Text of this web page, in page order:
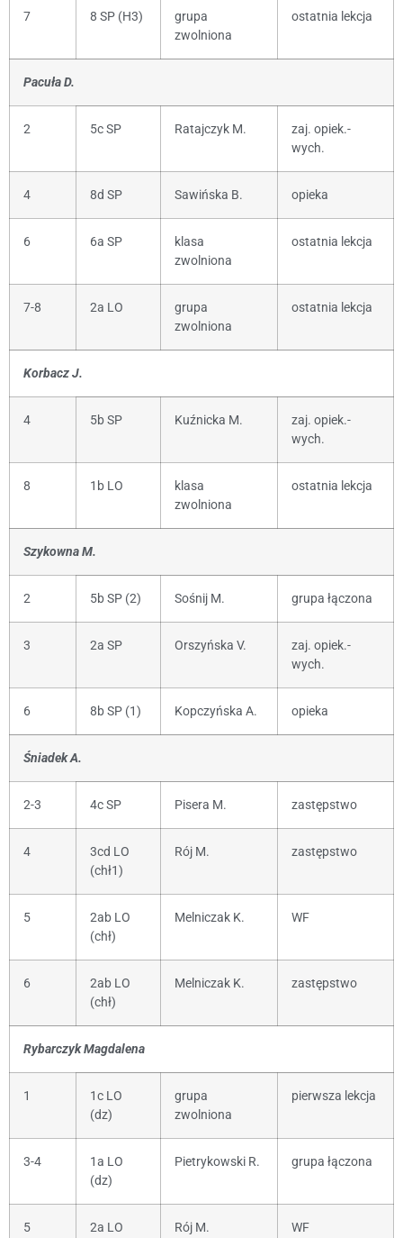
7 8 SP (H3)
grupa
zwolniona
ostatnia lekcja
Pacuła D.
2 5c SP Ratajczyk M.
zaj. opiek.-
wych.
4 8d SP Sawińska B. opieka
6 6a SP
klasa
zwolniona
ostatnia lekcja
7-8 2a LO
grupa
zwolniona
ostatnia lekcja
Korbacz J.
4 5b SP Kuźnicka M.
zaj. opiek.-
wych.
8 1b LO
klasa
zwolniona
ostatnia lekcja
Szykowna M.
2 5b SP (2) Sośnij M. grupa łączona
3 2a SP Orszyńska V.
zaj. opiek.-
wych.
6 8b SP (1) Kopczyńska A. opieka
Śniadek A.
2-3 4c SP Pisera M. zastępstwo
4
3cd LO
(chł1)
Rój M. zastępstwo
5
2ab LO
(chł)
Melniczak K. WF
6
2ab LO
(chł)
Melniczak K. zastępstwo
Rybarczyk Magdalena
1
1c LO
(dz)
grupa
zwolniona
pierwsza lekcja
3-4
1a LO
(dz)
Pietrykowski R. grupa łączona
5
2a LO
Rój M. WF